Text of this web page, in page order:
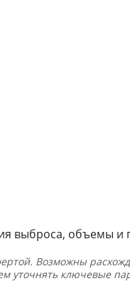
выброса, объемы и
Возможны
уточнять ключевые